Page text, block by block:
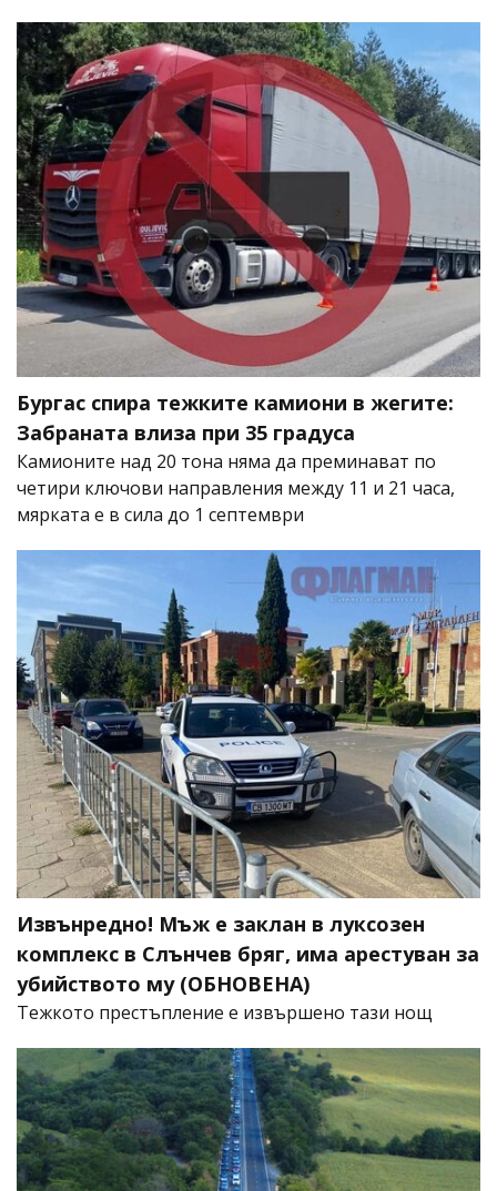
Бургас спира тежките камиони в жегите:
Забраната влиза при 35 градуса
Камионите над 20 тона няма да преминават по
четири ключови направления между 11 и 21 часа,
мярката е в сила до 1 септември
Извънредно! Мъж е заклан в луксозен
комплекс в Слънчев бряг, има арестуван за
убийството му (ОБНОВЕНА)
​Тежкото престъпление е извършено тази нощ